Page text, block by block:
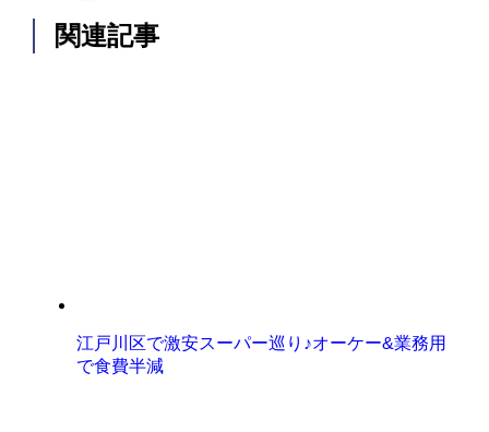
関連記事
江戸川区で激安スーパー巡り♪オーケー&業務用
で食費半減